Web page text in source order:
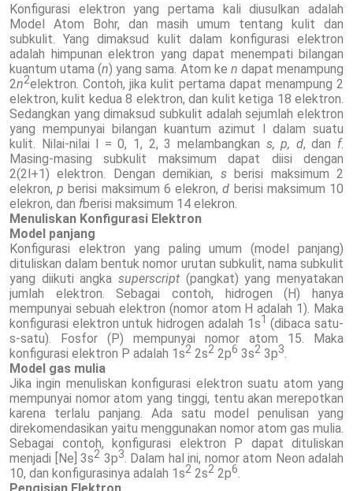
Konfigurasi elektron yang pertama kali diusulkan adalah
Model Atom Bohr, dan masih umum tentang kulit dan
subkulit. Yang dimaksud kulit dalam konfigurasi elektron
adalah himpunan elektron yang dapat menempati bilangan
kuantum utama (n) yang sama. Atom ke n dapat menampung
2n2elektron. Contoh, jika kulit pertama dapat menampung 2
elektron, kulit kedua 8 elektron, dan kulit ketiga 18 elektron.
Sedangkan yang dimaksud subkulit adalah sejumlah elektron
yang mempunyai bilangan kuantum azimut l dalam suatu
kulit. Nilai-nilai l = 0, 1, 2, 3 melambangkan s, p, d, dan f.
Masing-masing subkulit maksimum dapat diisi dengan
2(2l+1) elektron. Dengan demikian, sberisi maksimum 2
elekron,p berisi maksimum 6 elekron,d berisi maksimum 10
elekron, dan fberisi maksimum 14 elekron.
Menuliskan Konfigurasi Elektron
Model panjang
Konfigurasi elektron yang paling umum (model panjang)
dituliskan dalam bentuk nomor urutan subkulit, nama subkulit
yang diikuti angka superscript (pangkat) yang menyatakan
jumlah elektron. Sebagai contoh, hidrogen (H) hanya
mempunyai sebuah elektron (nomor atom H adalah 1). Maka
konfigurasi elektron untuk hidrogen adalah 1s1 (dibaca satu-
s-satu). Fosfor (P) mempunyai nomor atom 15. Maka
konfigurasi elektron P adalah 1s2 2s2 2p6 3s2 3p3
Model gas mulia
Jika ingin menuliskan konfigurasi elektron suatu atom yang
mempunyai nomor atom yang tinggi, tentu akan merepotkan
karena terlalu panjang. Ada satu model penulisan yang
direkomendasikan yaitu menggunakan nomor atom gas mulia.
Sebagai contoh, konfigurasi elektron P dapat dituliskan
menjadi [Ne] 3s2 3p3 . Dalam hal ini, nomor atom Neon adalah
10, dan konfigurasinya adalah 1s2 2s2 2p6